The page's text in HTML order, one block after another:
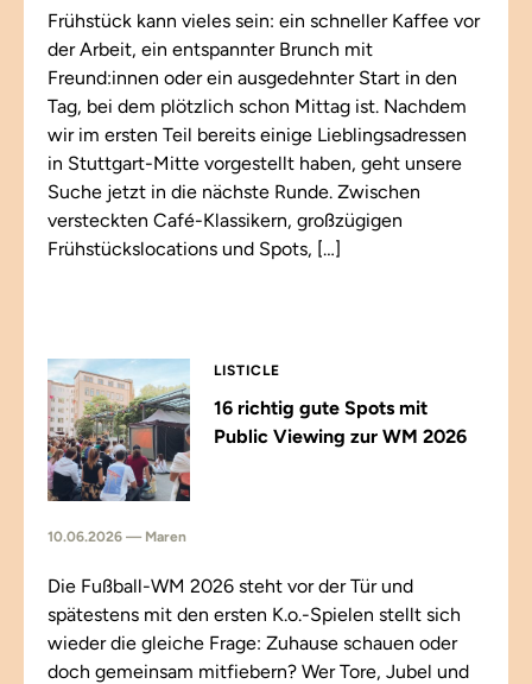
Frühstück kann vieles sein: ein schneller Kaffee vor
der Arbeit, ein entspannter Brunch mit
Freund:innen oder ein ausgedehnter Start in den
Tag, bei dem plötzlich schon Mittag ist. Nachdem
wir im ersten Teil bereits einige Lieblingsadressen
in Stuttgart-Mitte vorgestellt haben, geht unsere
Suche jetzt in die nächste Runde. Zwischen
versteckten Café-Klassikern, großzügigen
Frühstückslocations und Spots, […]
LISTICLE
16 richtig gute Spots mit
Public Viewing zur WM 2026
10.06.2026 — Maren
Die Fußball-WM 2026 steht vor der Tür und
spätestens mit den ersten K.o.-Spielen stellt sich
wieder die gleiche Frage: Zuhause schauen oder
doch gemeinsam mitfiebern? Wer Tore, Jubel und